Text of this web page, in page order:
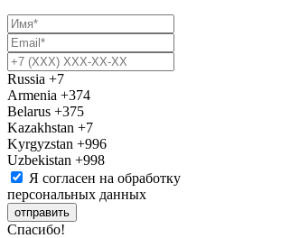
Russia +7
Armenia +374
Belarus +375
Kazakhstan +7
Kyrgyzstan +996
Uzbekistan +998
Я согласен на обработку
персональных данных
отправить
Спасибо!